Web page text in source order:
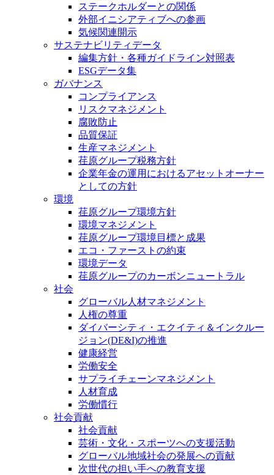
ステークホルダーとの関係
外部イニシアティブへの参画
気候関連開示
サステナビリティデータ
編集方針・各種ガイドライン対照表
ESGデータ集
ガバナンス
コンプライアンス
リスクマネジメント
腐敗防止
品質保証
生産マネジメント
荏原グループ税務方針
企業年金の運用におけるアセットオーナー
としての方針
環境
荏原グループ環境方針
環境マネジメント
荏原グループ環境目標と成果
エコ・ファーストの約束
環境データ
荏原グループのカーボンニュートラル
社会
グローバル人材マネジメント
人権の尊重
ダイバーシティ・エクイティ＆インクルー
ジョン(DE&I)の推進
健康経営
労働安全
サプライチェーンマネジメント
人材育成
労働慣行
社会貢献
社会貢献
芸術・文化・スポーツへの支援活動
グローバル地域社会の発展への貢献
次世代の担い手への教育支援